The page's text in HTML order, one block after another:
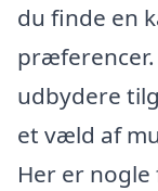
du finde en
udbydere
et væld af
Her er